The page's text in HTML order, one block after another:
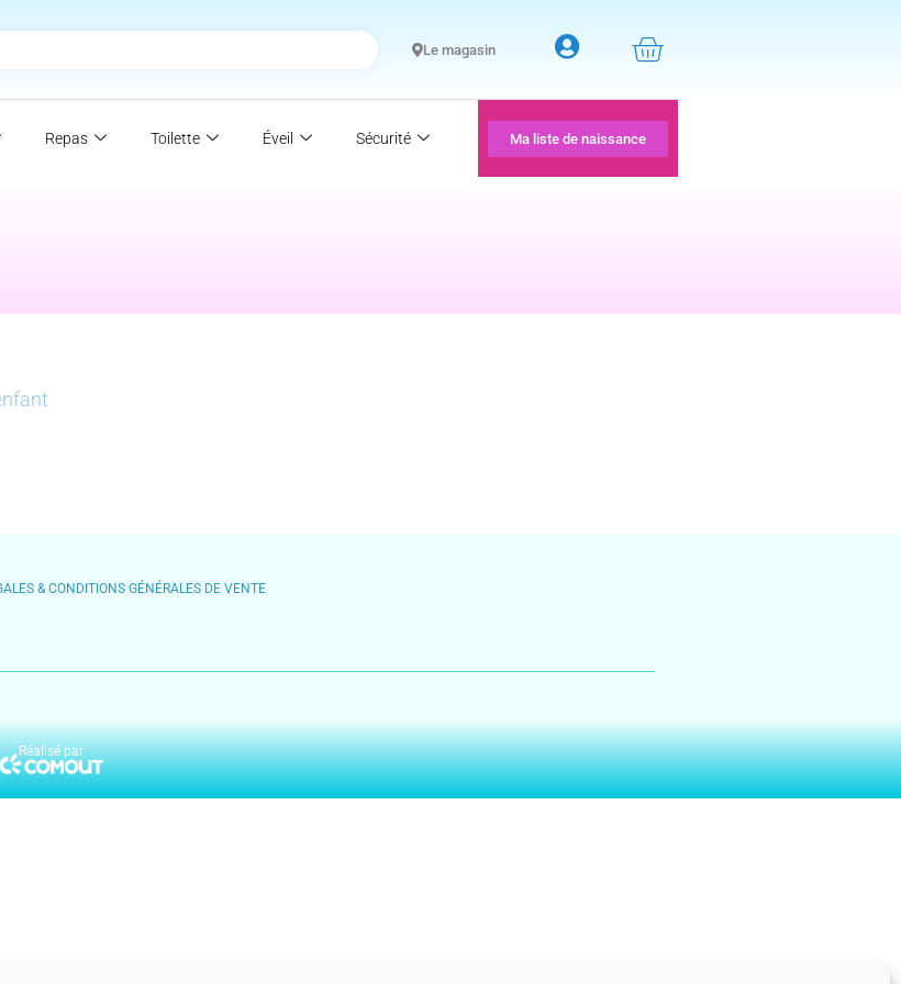
Le magasin
Repas Toilette Éveil Sécurité Ma liste de naissance
& CONDITIONS GÉNÉRALES DE VENTE
Réalisé par